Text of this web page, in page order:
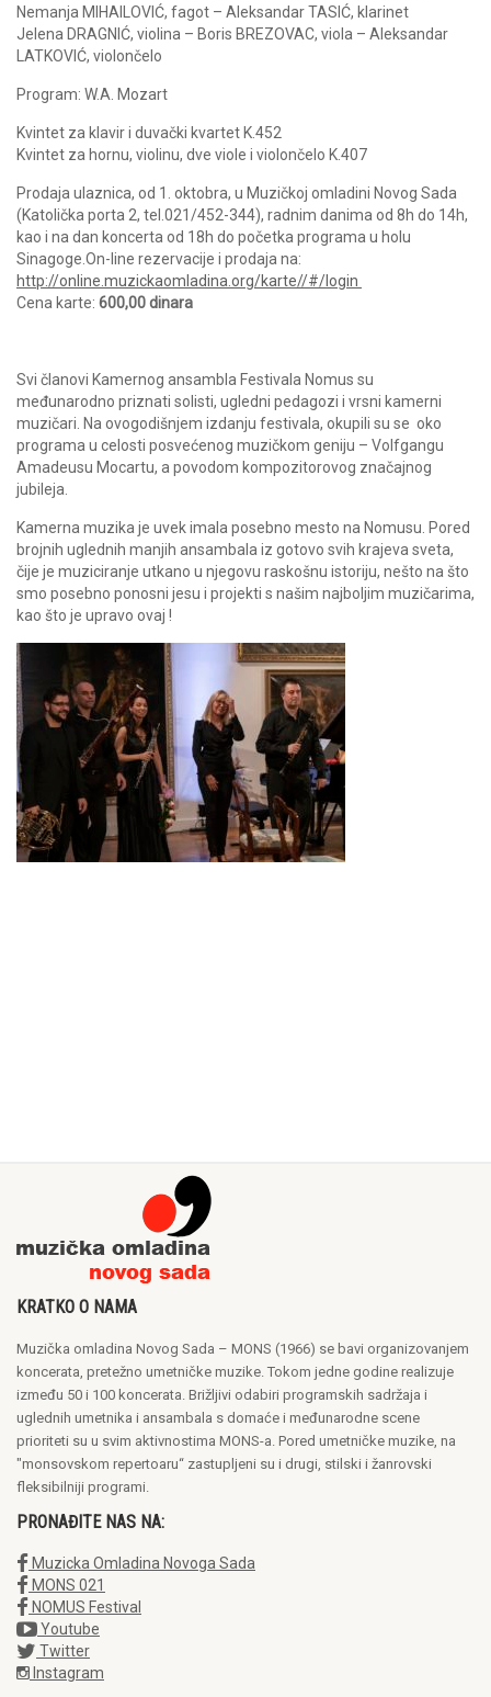
Nemanja MIHAILOVIĆ, fagot – Aleksandar TASIĆ, klarinet
Jelena DRAGNIĆ, violina – Boris BREZOVAC, viola – Aleksandar
LATKOVIĆ, violončelo
Program: W.A. Mozart
Kvintet za klavir i duvački kvartet K.452
Kvintet za hornu, violinu, dve viole i violončelo K.407
Prodaja ulaznica, od 1. oktobra, u Muzičkoj omladini Novog Sada
(Katolička porta 2, tel.021/452-344), radnim danima od 8h do 14h,
kao i na dan koncerta od 18h do početka programa u holu
Sinagoge.On-line rezervacije i prodaja na:
http://online.muzickaomladina.org/karte//#/login
Cena karte: 600,00 dinara
Svi članovi Kamernog ansambla Festivala Nomus su
međunarodno priznati solisti, ugledni pedagozi i vrsni kamerni
muzičari. Na ovogodišnjem izdanju festivala, okupili su se oko
programa u celosti posvećenog muzičkom geniju – Volfgangu
Amadeusu Mocartu, a povodom kompozitorovog značajnog
jubileja.
Kamerna muzika je uvek imala posebno mesto na Nomusu. Pored
brojnih uglednih manjih ansambala iz gotovo svih krajeva sveta,
čije je muziciranje utkano u njegovu raskošnu istoriju, nešto na što
smo posebno ponosni jesu i projekti s našim najboljim muzičarima,
kao što je upravo ovaj !
KRATKO O NAMA
Muzička omladina Novog Sada – MONS (1966) se bavi organizovanjem
koncerata, pretežno umetničke muzike. Tokom jedne godine realizuje
između 50 i 100 koncerata. Brižljivi odabiri programskih sadržaja i
uglednih umetnika i ansambala s domaće i međunarodne scene
prioriteti su u svim aktivnostima MONS-a. Pored umetničke muzike, na
"monsovskom repertoaru“ zastupljeni su i drugi, stilski i žanrovski
fleksibilniji programi.
PRONAĐITE NAS NA:
Muzicka Omladina Novoga Sada
MONS 021
NOMUS Festival
Youtube
Twitter
Instagram